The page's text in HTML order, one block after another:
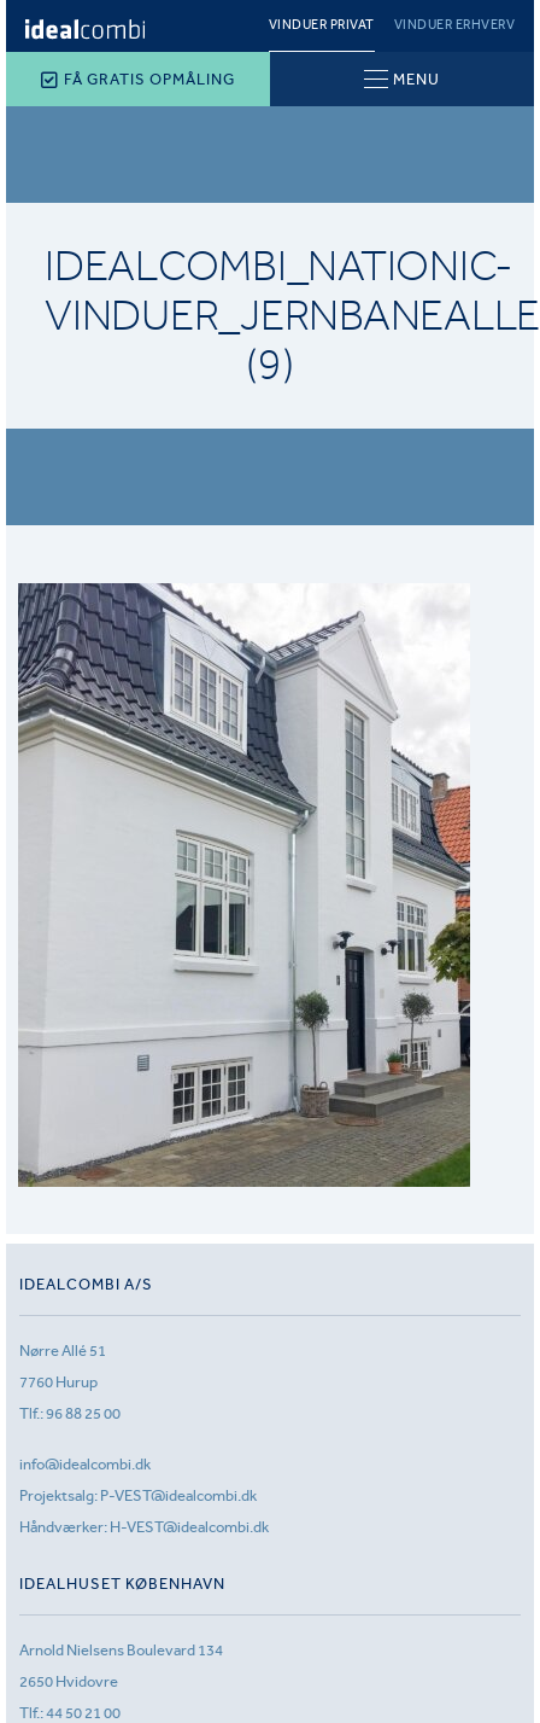
VINDUER PRIVAT VINDUER ERHVERV
FÅ GRATIS OPMÅLING MENU
IDEALCOMBI_NATIONIC-
(9)
IDEALCOMBI A/S
Nørre Allé 51
7760 Hurup
Tlf.:96 88 25 00
info@idealcombi.dk
Projektsalg: P-VEST@idealcombi.dk
Håndværker: H-VEST@idealcombi.dk
IDEALHUSET KØBENHAVN
Arnold Nielsens Boulevard 134
2650 Hvidovre
Tlf.:44 50 21 00